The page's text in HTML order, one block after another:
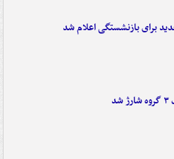
برای بازنشستگی اعلام شد